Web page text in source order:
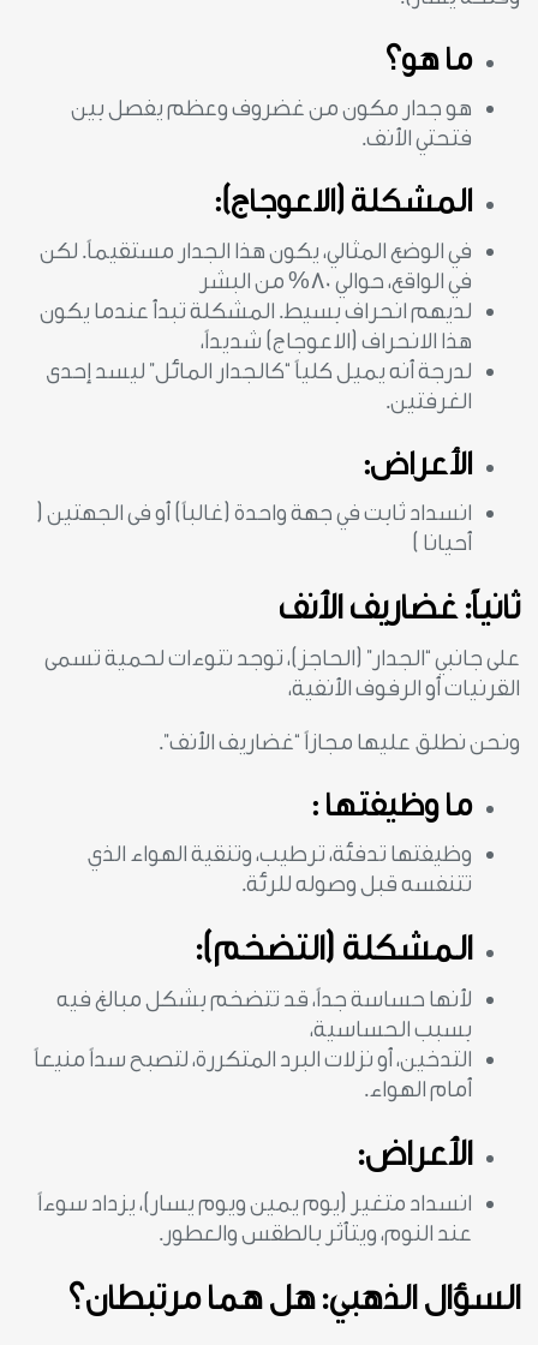
ما هو؟
هو جدار مكون من غضروف وعظم يفصل بين
فتحتي الأنف.
المشكلة (الاعوجاج):
في الوضع المثالي، يكون هذا الجدار مستقيماً. لكن
في الواقع، حوالي 80% من البشر
لديهم انحراف بسيط. المشكلة تبدأ عندما يكون
هذا الانحراف (الاعوجاج) شديداً،
لدرجة أنه يميل كلياً “كالجدار المائل” ليسد إحدى
الغرفتين.
الأعراض:
انسداد ثابت في جهة واحدة (غالباً) أو فى الجهتين (
أحيانا )
ثانياً: غضاريف الأنف
على جانبي “الجدار” (الحاجز)، توجد نتوءات لحمية تسمى
القرنيات أو الرفوف الأنفية،
ونحن نطلق عليها مجازاً “غضاريف الأنف”.
ما وظيفتها :
وظيفتها تدفئة، ترطيب، وتنقية الهواء الذي
تتنفسه قبل وصوله للرئة.
المشكلة (التضخم):
لأنها حساسة جداً، قد تتضخم بشكل مبالغ فيه
بسبب الحساسية،
التدخين، أو نزلات البرد المتكررة، لتصبح سداً منيعاً
أمام الهواء.
الأعراض:
انسداد متغير (يوم يمين ويوم يسار)، يزداد سوءاً
عند النوم، ويتأثر بالطقس والعطور.
السؤال الذهبي: هل هما مرتبطان؟